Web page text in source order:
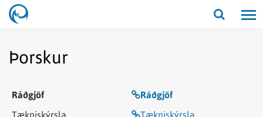
Opna/
Þorskur
Ráðgjöf
Tækniskýrsla